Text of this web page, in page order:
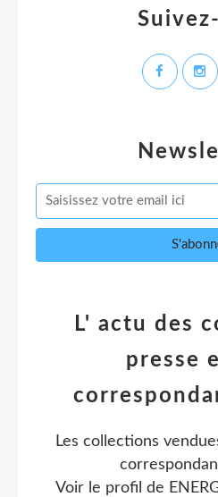
L' actu des
presse
Les collections
Voir le profil de